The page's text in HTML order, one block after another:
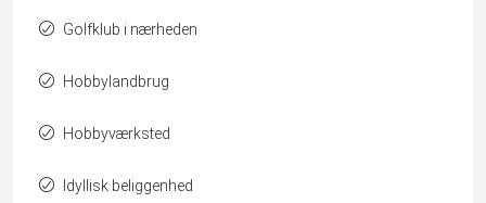
Golfklub i nærheden
Hobbylandbrug
Hobbyværksted
Idyllisk beliggenhed